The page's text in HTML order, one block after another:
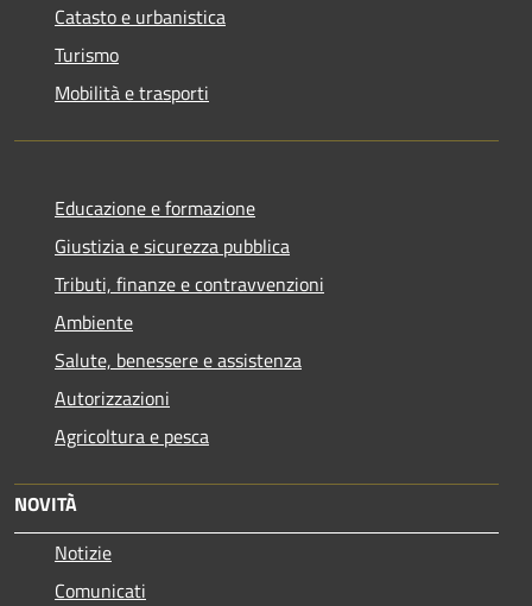
Catasto e urbanistica
Turismo
Mobilità e trasporti
Educazione e formazione
Giustizia e sicurezza pubblica
Tributi, finanze e contravvenzioni
Ambiente
Salute, benessere e assistenza
Autorizzazioni
Agricoltura e pesca
NOVITÀ
Notizie
Comunicati